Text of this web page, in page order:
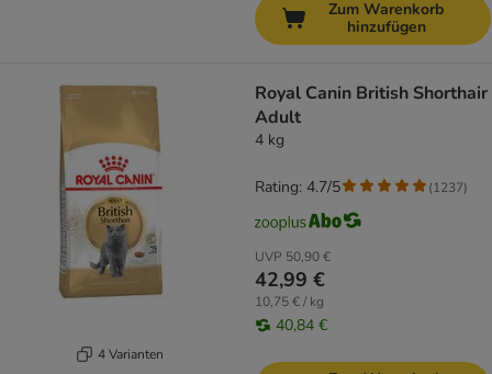
Zum Warenkorb
hinzufügen
4 Varianten
Royal Canin British Shorthair
Adult
4 kg
UVP 50,90 €
42,99 €
10,75 € / kg
40,84 €
Rating: 4.7/5 (1237)